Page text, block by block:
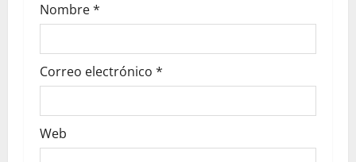
Nombre*
Correo electrónico *
Web